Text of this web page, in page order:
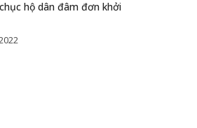
hộ dân đâm đơn khởi